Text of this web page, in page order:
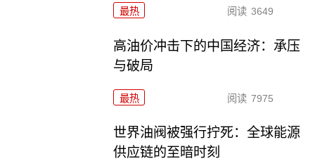
最热 阅读 3649
高油价冲击下的中国经济：承压
与破局
最热 阅读 7975
世界油阀被强行拧死：全球能源
供应链的至暗时刻